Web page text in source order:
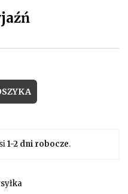
1-2 dni robocze.